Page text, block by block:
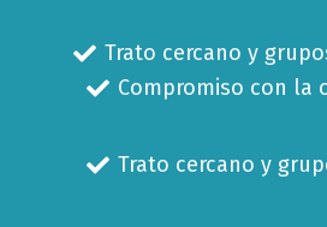
Trato cercano y
Compromiso con la
Trato cercano y